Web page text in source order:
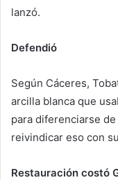
lanzó.
Defendió
Según Cáceres,
arcilla blanca que
para diferenciarse
reivindicar eso con
Restauración costó